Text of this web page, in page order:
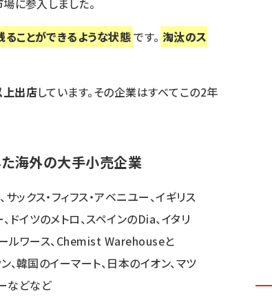
に参入しました。
ことができるような状態です。 淘汰のス
上出店しています。その企業はすべてこの2年
た海外の大手小売企業
ックス・フィフス・アベニユー、イギリス
ドイツのメトロ、スペインのDia、イタリ
ルワース、Chemist Warehouseと
韓国のイーマート、日本のイオン、マツ
などなど